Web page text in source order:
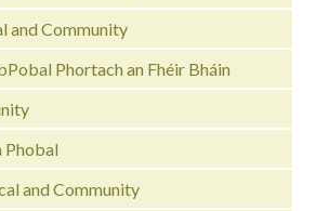
and Community
Phortach an Fhéir Bháin
Phobal
and Community